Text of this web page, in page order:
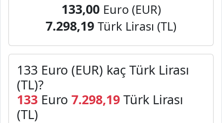
133,00 Euro (EUR)
7.298,19 Türk Lirası (TL)
133 Euro (EUR) kaç Türk Lirası
(TL)?
133 Euro 7.298,19 Türk Lirası
(TL)